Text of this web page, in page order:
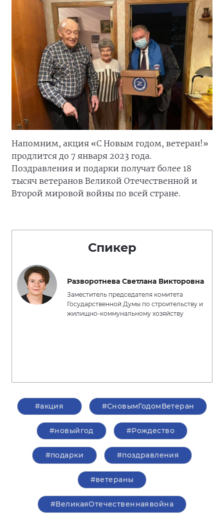
Напомним, акция «С Новым годом, ветеран!»
продлится до 7 января 2023 года.
Поздравления и подарки получат более 18
тысяч ветеранов Великой Отечественной и
Второй мировой войны по всей стране.
Спикер
Разворотнева Светлана Викторовна
Заместитель председателя комитета
Государственной Думы по строительству и
жилищно-коммунальному хозяйству
#акция #СновымГодомВетеран
#новыйгод #Рождество
#подарки #поздравления
#ветераны
#ВеликаяОтечественнаявойна